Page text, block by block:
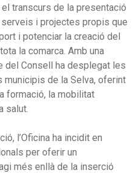
el transcurs de la presentació
serveis i projectes propis que
i potenciar la creació del
la comarca. Amb una
del Consell ha desplegat les
de la Selva, oferint
formació, la mobilitat
salut.
l’Oficina ha incidit en
per oferir un
més enllà de la inserció